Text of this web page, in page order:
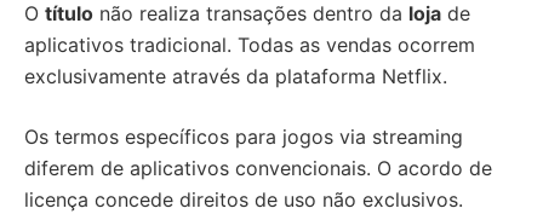
O título não realiza transações dentro da loja de
aplicativos tradicional. Todas as vendas ocorrem
exclusivamente através da plataforma Netflix.
Os termos específicos para jogos via streaming
diferem de aplicativos convencionais. O acordo de
licença concede direitos de uso não exclusivos.